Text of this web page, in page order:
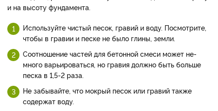
и на высоту фундамента.
Используйте чистый пе­сок, гравий и воду. Посмотри­те,
чтобы в гравии и песке не было глины, земли.
Соотношение частей для бетонной смеси может не­
много варьироваться, но гра­вия должно быть больше
пе­ска в 1,5-2 раза.
Не забывайте, что мо­крый песок или гравий также
содержат воду.